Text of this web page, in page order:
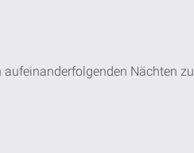
Nächten zu